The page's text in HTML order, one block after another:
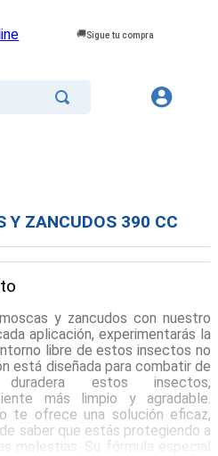
Sigue tu compra
Y ZANCUDOS 390 CC
y zancudos con nuestro
aplicación, experimentarás la
libre de estos insectos no
está diseñada para combatir de
estos insectos,
más limpio y agradable.
te ofrece una solución eficaz,
saber que estás protegiendo a
molestias. Su fórmula especial